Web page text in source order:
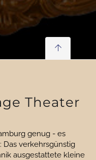
Theater
genug - es
Das verkehrsgünstig
ausgestattete kleine